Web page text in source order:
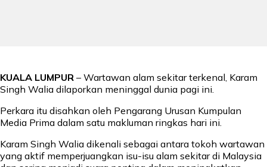
KUALA LUMPUR – Wartawan alam sekitar terkenal, Karam
Singh Walia dilaporkan meninggal dunia pagi ini.
Perkara itu disahkan oleh Pengarang Urusan Kumpulan
Media Prima dalam satu makluman ringkas hari ini.
Karam Singh Walia dikenali sebagai antara tokoh wartawan
yang aktif memperjuangkan isu-isu alam sekitar di Malaysia